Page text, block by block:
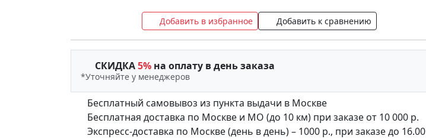
Добавить в избранное Добавить к сравнению
СКИДКА5% на оплату в день заказа
*Уточняйте у менеджеров
Бесплатный самовывоз из пункта выдачи в Москве
Бесплатная доставка по Москве и МО (до 10 км) при заказе от 10 000 р.
Экспресс-доставка по Москве (день в день) – 1000 р., при заказе до 16.00